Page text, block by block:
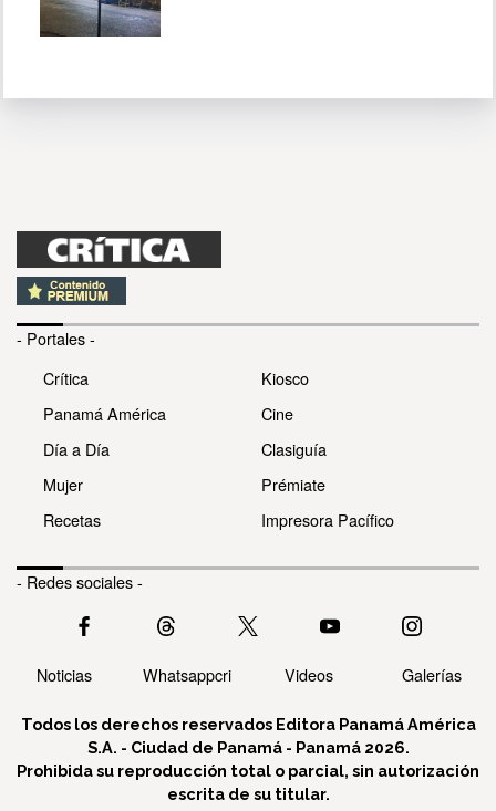
- Portales -
Crítica
Panamá América
Día a Día
Mujer
Recetas
Kiosco
Cine
Clasiguía
Prémiate
Impresora Pacífico
- Redes sociales -
Noticias Whatsappcri Videos Galerías
Todos los derechos reservados Editora Panamá América
S.A. - Ciudad de Panamá - Panamá 2026.
Prohibida su reproducción total o parcial, sin autorización
escrita de su titular.